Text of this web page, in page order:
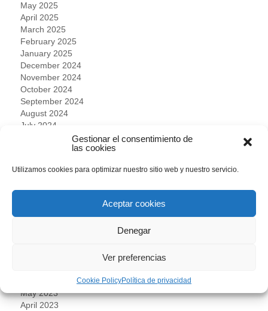
Gestionar el consentimiento de
las cookies
Utilizamos cookies para optimizar nuestro sitio web y nuestro servicio.
Aceptar cookies
Denegar
Ver preferencias
Cookie PolicyPolítica de privacidad
May 2025
April 2025
March 2025
February 2025
January 2025
December 2024
November 2024
October 2024
September 2024
August 2024
July 2024
March 2024
May 2023
April 2023